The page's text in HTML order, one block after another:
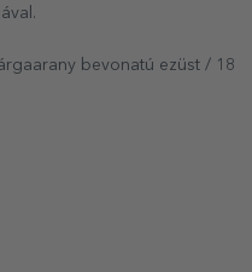
bevonatú ezüst / 18